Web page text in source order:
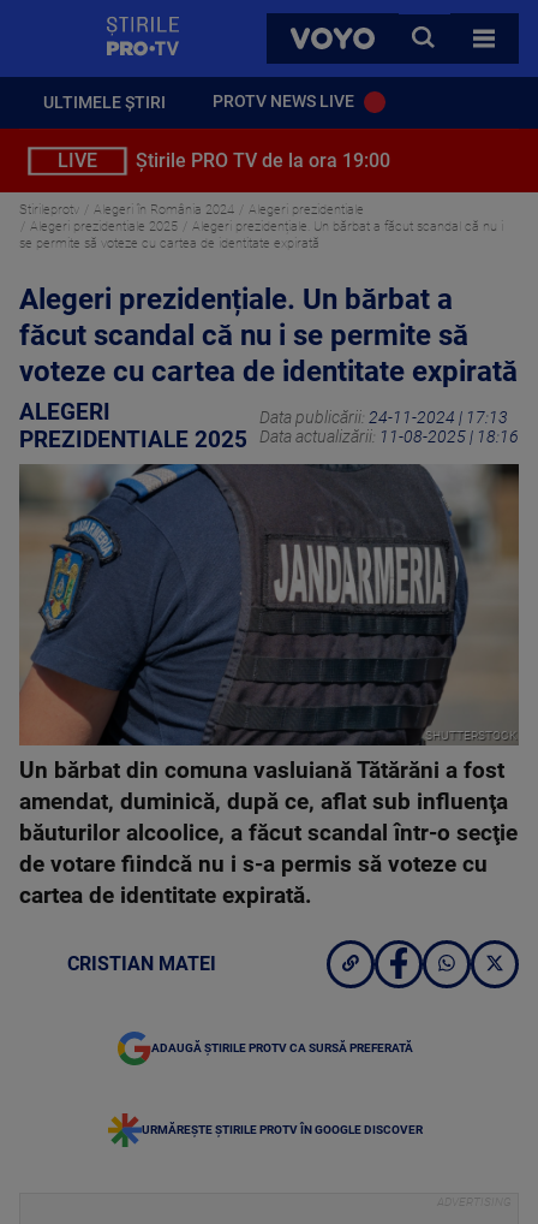
VOYO
CAUTA
TOATE
ULTIMELE ȘTIRI PROTV NEWS LIVE
LIVE Știrile PRO TV de la ora 19:00
Stirileprotv Alegeri în România 2024
Alegeri prezidentiale
Alegeri prezidentiale 2025
Alegeri prezidențiale. Un bărbat a făcut scandal că nu i
se permite să voteze cu cartea de identitate expirată
Alegeri prezidențiale. Un bărbat a
făcut scandal că nu i se permite să
voteze cu cartea de identitate expirată
ALEGERI
PREZIDENTIALE 2025
Data publicării: 24-11-2024 | 17:13
Data actualizării: 11-08-2025 | 18:16
SHUTTERSTOCK
Un bărbat din comuna vasluiană Tătărăni a fost
amendat, duminică, după ce, aflat sub influenţa
băuturilor alcoolice, a făcut scandal într-o secţie
de votare fiindcă nu i s-a permis să voteze cu
cartea de identitate expirată.
CRISTIAN MATEI
ADAUGĂ ȘTIRILE PROTV CA SURSĂ PREFERATĂ
URMĂREȘTE ȘTIRILE PROTV ÎN GOOGLE DISCOVER